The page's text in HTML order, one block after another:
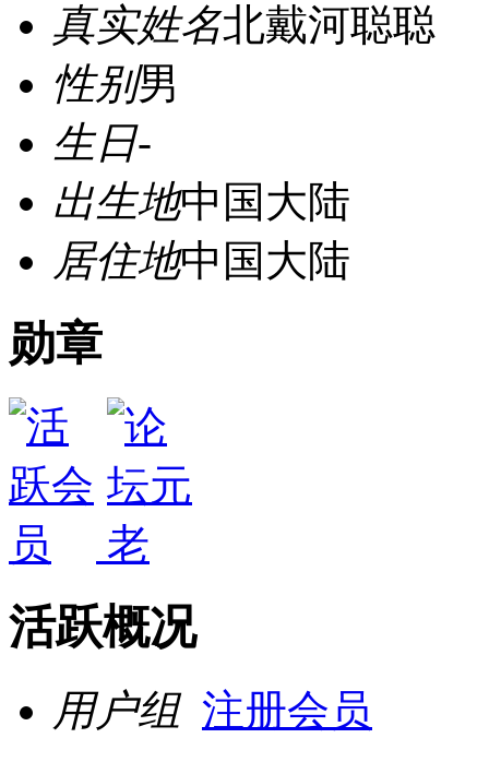
真实姓名北戴河聪聪
性别男
生日-
出生地中国大陆
居住地中国大陆
勋章
活跃概况
用户组 注册会员